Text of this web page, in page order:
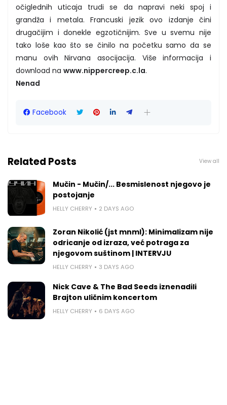
očiglednih uticaja trudi se da napravi neki spoj i
grandža i metala. Francuski jezik ovo izdanje čini
drugačijim i donekle egzotičnijim. Sve u svemu nije
tako loše kao što se činilo na početku samo da se
manu ovih Nirvana asocijacija. Više informacija i
download na www.nippercreep.c.la.
Nenad
Facebook
Related Posts View all
Mučin - Mučin/... Besmislenost njegovo je
postojanje
HELLY CHERRY 2 DAYS AGO
Zoran Nikolić (jst mnml): Minimalizam nije
odricanje od izraza, već potraga za
njegovom suštinom | INTERVJU
HELLY CHERRY 3 DAYS AGO
Nick Cave & The Bad Seeds iznenadili
Brajton uličnim koncertom
HELLY CHERRY 6 DAYS AGO